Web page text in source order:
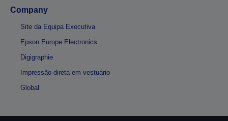
Company
Site da Equipa Executiva
Epson Europe Electronics
Digigraphie
Impressão direta em vestuário
Global